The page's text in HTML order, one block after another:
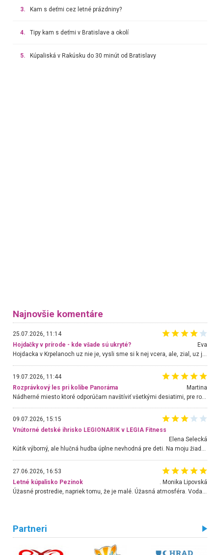
3. Kam s deťmi cez letné prázdniny?
4. Tipy kam s deťmi v Bratislave a okolí
5. Kúpaliská v Rakúsku do 30 minút od Bratislavy
Najnovšie komentáre
25.07.2026, 11:14
Hojdačky v prírode - kde všade sú ukryté?
Eva
Hojdacka v Krpelanoch uz nie je, vysli sme si k nej vcera, ale, zial, uz je znicena. Ak sem planujete cestu len kvoli hojdacke, mozete si ju usetrit. Krasny vyhlad je tu vsak aj bez hojdacky :-)
19.07.2026, 11:44
Rozprávkový les pri kolibe Panoráma
Martina
Nádherné miesto ktoré odporúčam navštíviť všetkými desiatimi, pre rodiny s deťmi, dôchodcom... Proste a jednoducho ozaj rozprávkový les.. určite ešte prídeme. Odniesli sme si na pamiatku krásne tričká,
09.07.2026, 15:15
Vnútorné detské ihrisko LEGIONARIK v LEGIA Fitness
Elena Selecká
Kútik výborný, ale hlučná hudba úplne nevhodná pre deti. Na moju žiadosť o aspoň sušenie nereagovali.
27.06.2026, 16:53
Letné kúpalisko Pezinok
. Monika Lipovská
Úžasné prostredie, napriek tomu, že je malé. Úžasná atmosféra. Voda fantastická a nádherná. Ľudí je pomerne veľa, ale su mili a ohľaduplní. Je veľmi zaujímavé sledovať, ako dokážu spolu športovať cudzí ľudia a bez ohľadu na vek. Vládne tu pohoda. Vnuka neviem dostať z vody. Ďakujem za krásny deň . Urcite sa sem vrátim. Jediný problém je s parkovaním, ale aj ten sa mi podarilo vyriešiť. Monika Bratislava
Partneri